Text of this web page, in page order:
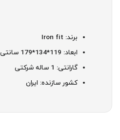
برند: Iron fit
ابعاد: 119*134*179 سانتی متر
گارانتی: 1 ساله شرکتی
کشور سازنده: ایران